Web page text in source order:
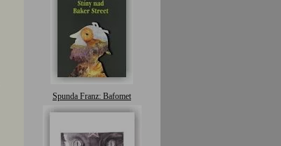
Spunda Franz: Bafomet